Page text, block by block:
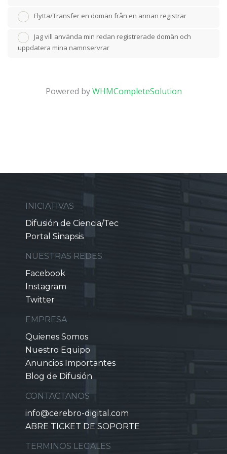
Flytta/Transfer en domän från en annan registrar
Jag vill använda min redan registrerade domän och
uppdatera mina namnservrar
Powered byWHMCompleteSolution
INICIATIVAS
Difusión de Ciencia/Tec
Portal Sinapsis
NUESTRAS REDES
Facebook
Instagram
Twitter
EMPRESA
Quienes Somos
Nuestro Equipo
Anuncios Importantes
Blog de Difusión
CONTACTANOS
info@cerebro-digital.com
ABRE TICKET DE SOPORTE
TERMINOS LEGALES